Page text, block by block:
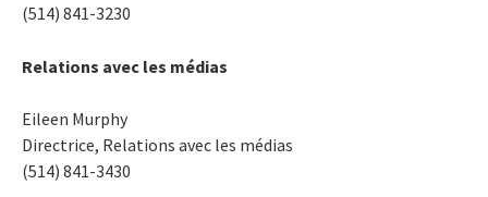
(514) 841-3230
Relations avec les médias
Eileen Murphy
Directrice, Relations avec les médias
(514) 841-3430